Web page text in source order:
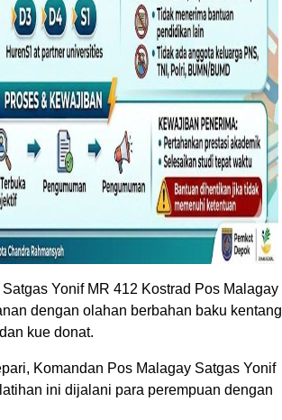
Yonif MR 412 Kostrad Pos Malagay
dengan olahan berbahan baku kentang
kue donat.
Komandan Pos Malagay Satgas Yonif
ini dijalani para perempuan dengan